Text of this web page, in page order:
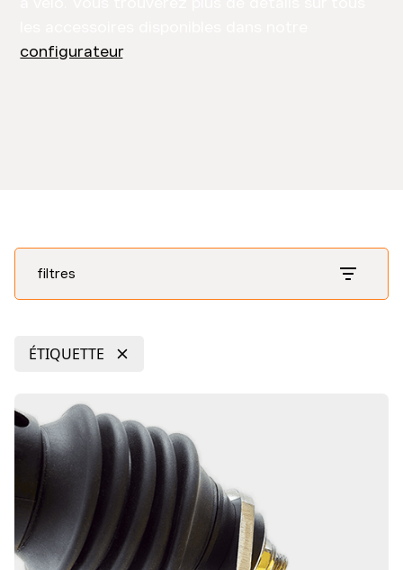
configurateur.
filtres
ÉTIQUETTE